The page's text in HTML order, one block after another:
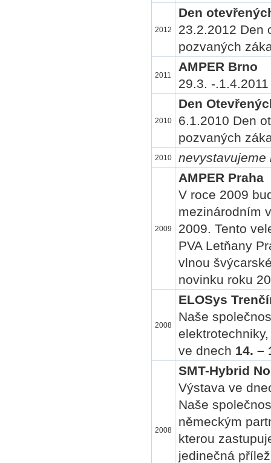
2012
Den
23.2.2012 Den
pozvaných
2011
AMPER Brno
29.3. -
2010
Den
6.1.2010 Den
pozvaných
2010 nevystavujeme
2009
AMPER Praha
V roce 2009
mezinárodním
2009. Tento
PVA Letňany
vlnou
novinku roku
2008
ELOSys
Naše
ve dnech 14. –
2008
SMT-Hybrid
Výstava ve
Naše
německým
kterou
jedinečná